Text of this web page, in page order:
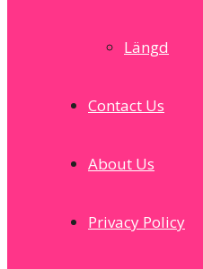
Längd
Contact Us
About Us
Privacy Policy